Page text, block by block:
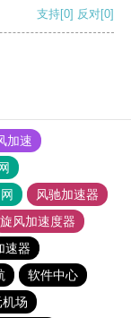
支持[0] 反对[0]
加速
风驰加速器
旋风加速度器
速器
软件中心
场